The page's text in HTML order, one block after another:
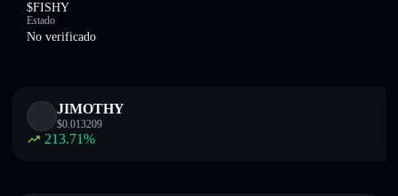
$FISHY
Estado
No verificado
JIMOTHY
$0.013209
213.71%